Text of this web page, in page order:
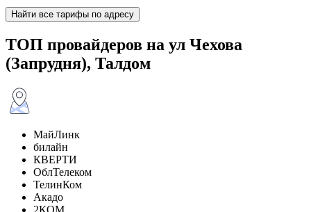
Найти все тарифы по адресу
ТОП провайдеров на ул Чехова
(Запрудня), Талдом
МайЛинк
билайн
КВЕРТИ
ОблТелеком
ТелинКом
Акадо
2КОМ